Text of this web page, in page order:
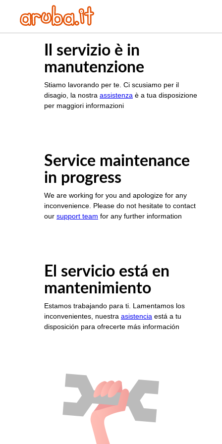
Il servizio è in
manutenzione
Stiamo lavorando per te. Ci scusiamo per il
disagio, la nostra assistenza è a tua disposizione
per maggiori informazioni
Service maintenance
in progress
We are working for you and apologize for any
inconvenience. Please do not hesitate to contact
our support team for any further information
El servicio está en
mantenimiento
Estamos trabajando para ti. Lamentamos los
inconvenientes, nuestra asistencia está a tu
disposición para ofrecerte más información